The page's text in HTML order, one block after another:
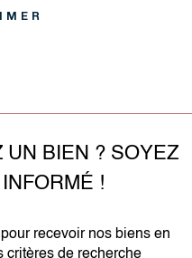
UN BIEN ? SOYEZ
!
recevoir nos biens en
critères de recherche